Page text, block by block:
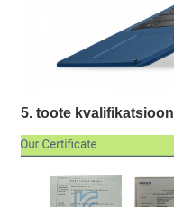
5. toote kvalifikatsioon